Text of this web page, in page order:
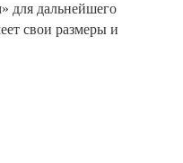
для дальнейшего
свои размеры и